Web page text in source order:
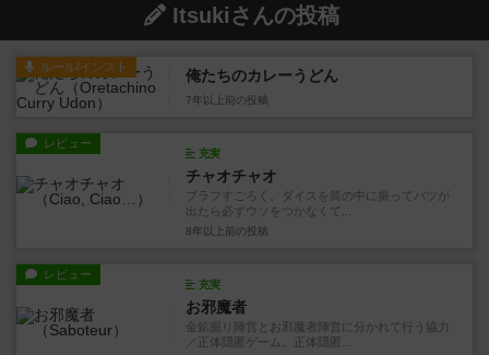
Itsukiさんの投稿
ルール/インスト 俺たちのカレーうどん
7年以上前 の投稿
レビュー
充実
チャオチャオ
ブラフすごろく。ダイスを筒の中に振ってバツが
出たら必ずウソをつかなくて...
8年以上前 の投稿
レビュー
充実
お邪魔者
金鉱掘り陣営とお邪魔者陣営に分かれて行う協力
／正体隠匿ゲーム。正体隠匿...